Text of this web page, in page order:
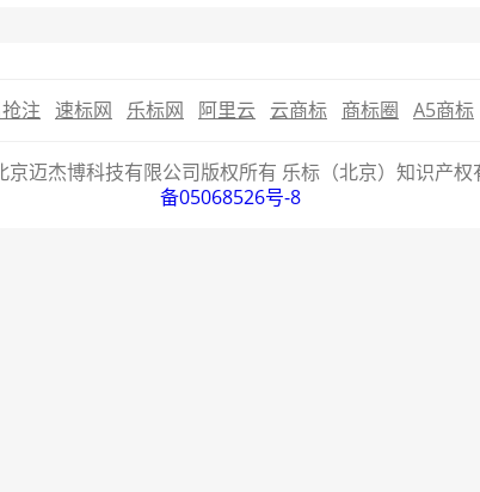
注 速标网 乐标网 阿里云 云商标 商标圈 A5商标
迈杰博科技有限公司版权所有 乐标（北京）知识产权
备05068526号-8